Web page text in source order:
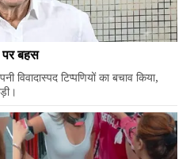
पर बहस
विवादास्पद टिप्पणियों का बचाव किया,